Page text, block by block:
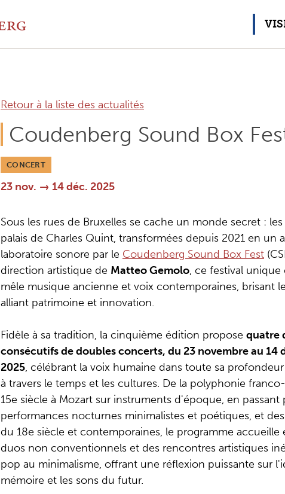
Retour à la liste des actualités
Coudenberg Sound Box
CONCERT
23 nov. → 14 déc. 2025
Sous les rues de Bruxelles se cache un monde secret :
palais de Charles Quint, transformées depuis 2021 en un
laboratoire sonore par le Coudenberg Sound Box Fest
direction artistique de Matteo Gemolo, ce festival unique
mêle musique ancienne et voix contemporaines, brisant
alliant patrimoine et innovation.
Fidèle à sa tradition, la cinquième édition propose quatre
consécutifs de doubles concerts, du 23 novembre au 14
2025, célébrant la voix humaine dans toute sa
à travers le temps et les cultures. De la polyphonie
15e siècle à Mozart sur instruments d'époque, en passant
performances nocturnes minimalistes et poétiques, et
du 18e siècle et contemporaines, le programme accueille
duos non conventionnels et des rencontres artistiques
pop au minimalisme, offrant une réflexion puissante sur
mémoire et les sons du futur.